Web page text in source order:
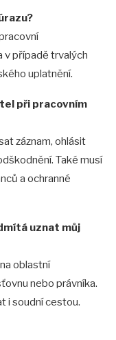
v případě trvalých
uplatnění.
při pracovním
záznam, ohlásit
Také musí
a ochranné
uznat můj
oblastní
nebo právníka.
i soudní cestou.